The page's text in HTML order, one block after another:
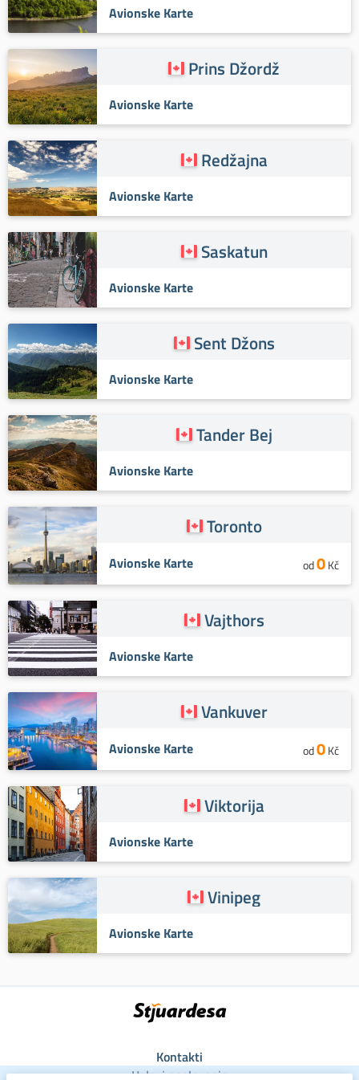
Avionske Karte
Prins Džordž
Avionske Karte
Redžajna
Avionske Karte
Saskatun
Avionske Karte
Sent Džons
Avionske Karte
Tander Bej
Avionske Karte
Toronto
Avionske Karte od0Kč
Vajthors
Avionske Karte
Vankuver
Avionske Karte od0Kč
Viktorija
Avionske Karte
Vinipeg
Avionske Karte
Kontakti
Uslovi poslovanja